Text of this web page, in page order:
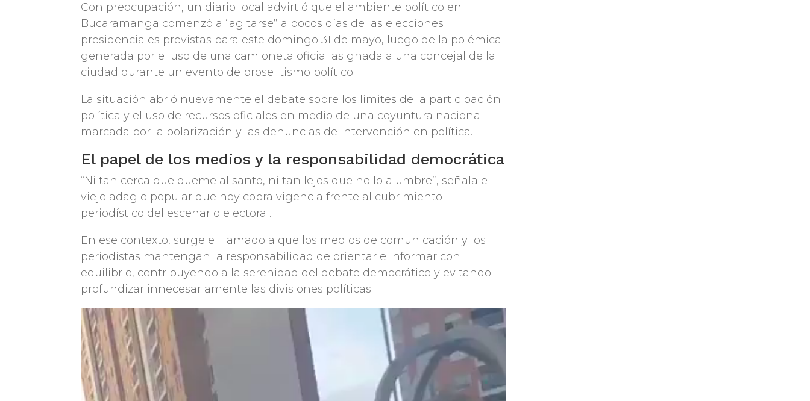
Con preocupación, un diario local advirtió que el ambiente político en
Bucaramanga comenzó a “agitarse” a pocos días de las elecciones
presidenciales previstas para este domingo 31 de mayo, luego de la polémica
generada por el uso de una camioneta oficial asignada a una concejal de la
ciudad durante un evento de proselitismo político.
La situación abrió nuevamente el debate sobre los límites de la participación
política y el uso de recursos oficiales en medio de una coyuntura nacional
marcada por la polarización y las denuncias de intervención en política.
El papel de los medios y la responsabilidad democrática
“Ni tan cerca que queme al santo, ni tan lejos que no lo alumbre”, señala el
viejo adagio popular que hoy cobra vigencia frente al cubrimiento
periodístico del escenario electoral.
En ese contexto, surge el llamado a que los medios de comunicación y los
periodistas mantengan la responsabilidad de orientar e informar con
equilibrio, contribuyendo a la serenidad del debate democrático y evitando
profundizar innecesariamente las divisiones políticas.